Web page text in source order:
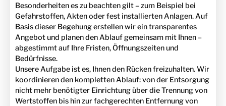
Besonderheiten es zu beachten gilt – zum Beispiel bei
Gefahrstoffen, Akten oder fest installierten Anlagen. Auf
Basis dieser Begehung erstellen wir ein transparentes
Angebot und planen den Ablauf gemeinsam mit Ihnen –
abgestimmt auf Ihre Fristen, Öffnungszeiten und
Bedürfnisse.
Unsere Aufgabe ist es, Ihnen den Rücken freizuhalten. Wir
koordinieren den kompletten Ablauf: von der Entsorgung
nicht mehr benötigter Einrichtung über die Trennung von
Wertstoffen bis hin zur fachgerechten Entfernung von